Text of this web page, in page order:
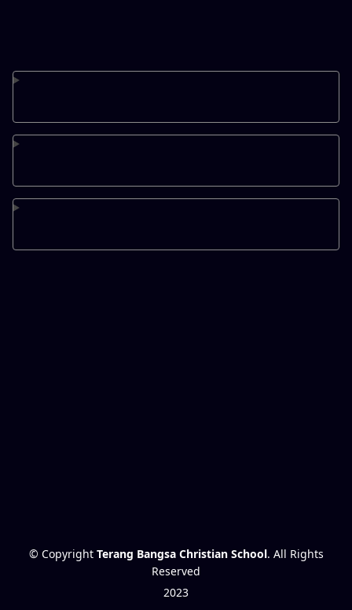
© Copyright Terang Bangsa Christian School. All Rights
Reserved
2023